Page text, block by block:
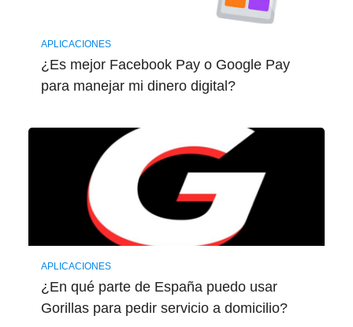
APLICACIONES
¿Es mejor Facebook Pay o Google Pay
para manejar mi dinero digital?
APLICACIONES
¿En qué parte de España puedo usar
Gorillas para pedir servicio a domicilio?